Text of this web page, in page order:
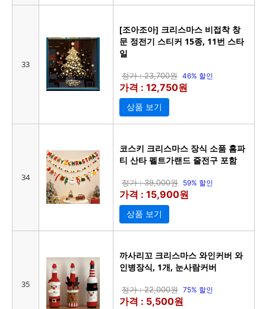
33
[조아조아] 크리스마스 비접착 창
문 정전기 스티커 15종, 11번 스타
일
정가 : 23,700원 46% 할인
가격 : 12,750원
상품 보기
34
코스키 크리스마스 장식 소품 홈파
티 산타 펠트가랜드 줄전구 포함
정가 : 39,000원 59% 할인
가격 : 15,900원
상품 보기
35
까사리꼬 크리스마스 와인커버 와
인병장식, 1개, 눈사람커버
정가 : 22,000원 75% 할인
가격 : 5,500원